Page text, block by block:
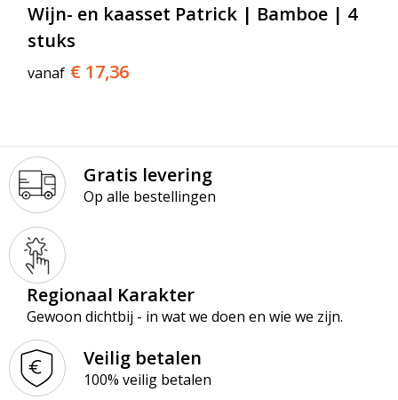
Wijn- en kaasset Patrick | Bamboe | 4
stuks
vanaf € 17,36
Gratis levering
Op alle bestellingen
Regionaal Karakter
Gewoon dichtbij - in wat we doen en wie we zijn.
Veilig betalen
100% veilig betalen